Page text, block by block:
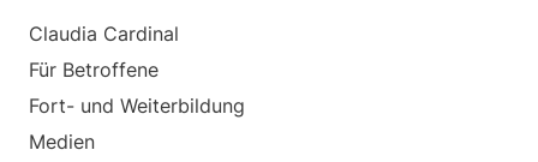
Claudia Cardinal
Für Betroffene
Fort- und Weiterbildung
Medien